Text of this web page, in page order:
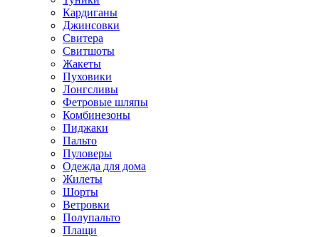
Кардиганы
Джинсовки
Свитера
Свитшоты
Жакеты
Пуховики
Лонгсливы
Фетровые шляпы
Комбинезоны
Пиджаки
Пальто
Пуловеры
Одежда для дома
Жилеты
Шорты
Ветровки
Полупальто
Плащи